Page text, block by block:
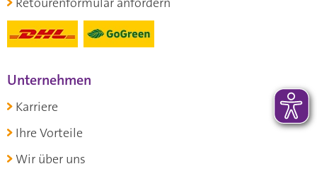
Unternehmen
Karriere
Ihre Vorteile
Wir über uns